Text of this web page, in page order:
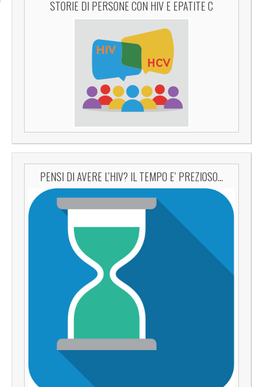
STORIE DI PERSONE CON HIV E EPATITE C
PENSI DI AVERE L’HIV? IL TEMPO E’ PREZIOSO…